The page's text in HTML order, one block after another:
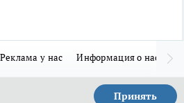
Реклама у нас Информация о нас
Принять